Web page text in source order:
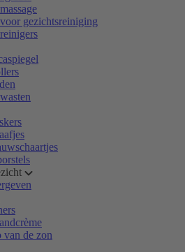
gezichtsreiniging
van de zon